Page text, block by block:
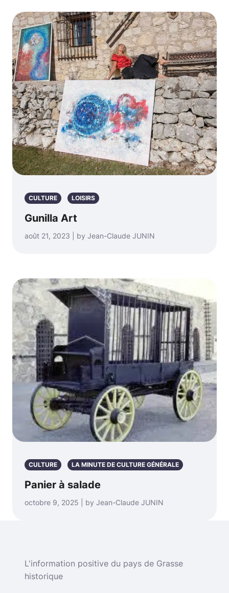
CULTURE LOISIRS
Gunilla Art
août 21, 2023 | by Jean-Claude JUNIN
CULTURE LA MINUTE DE CULTURE GÉNÉRALE
Panier à salade
octobre 9, 2025 | by Jean-Claude JUNIN
L'information positive du pays de Grasse
historique